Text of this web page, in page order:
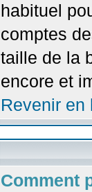
habituel
comptes
taille de la
encore et
Revenir en
Comment